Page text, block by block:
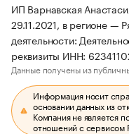
ИП Варнавская
29.11.2021, в регионе —
деятельности:
реквизиты ИНН:
Данные получены из
Информация носит
основании данных из
Компания не является
отношений с сервисом